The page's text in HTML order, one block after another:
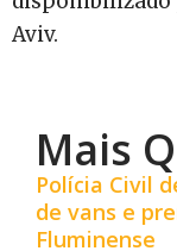
Aviv.
Mais
Polícia Civil
de vans e
Fluminense